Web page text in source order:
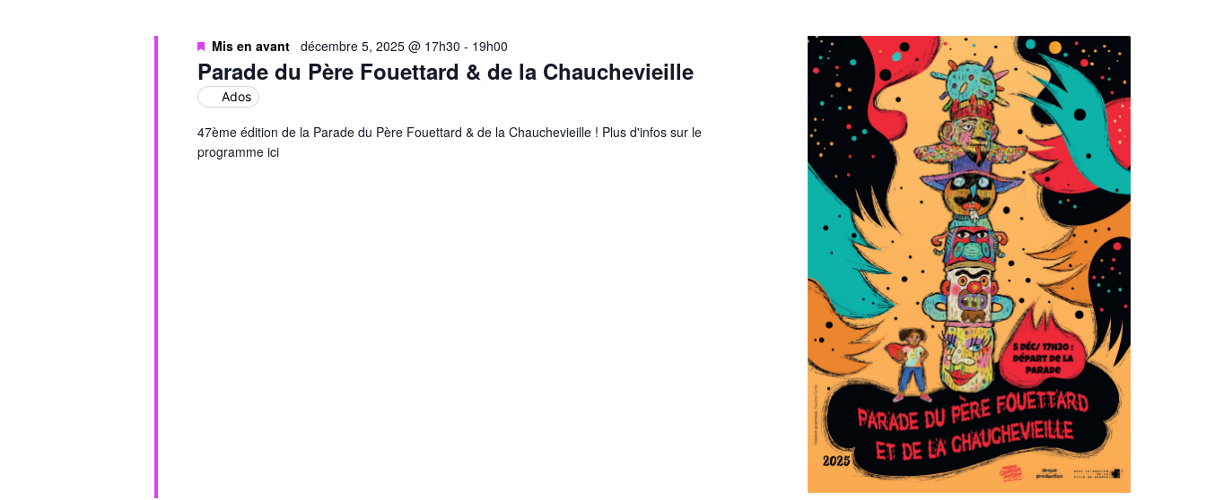
Parade du Père Fouettard & de la Chauchevieille
Mis en avant décembre 5, 2025 @ 17h30 - 19h00
Ados
47ème édition de la Parade du Père Fouettard & de la Chauchevieille ! Plus d'infos sur le
programme ici